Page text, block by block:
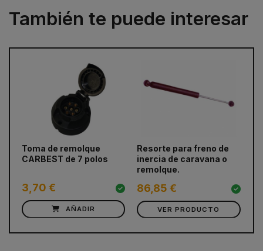
También te puede interesar
Toma de remolque
CARBEST de 7 polos
3,70 €
AÑADIR
Resorte para freno de
inercia de caravana o
remolque.
86,85 €
VER PRODUCTO